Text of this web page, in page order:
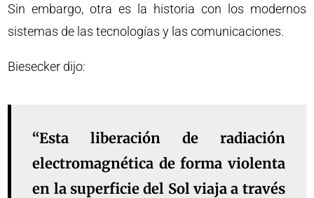
Sin embargo, otra es la historia con los modernos
sistemas de las tecnologías y las comunicaciones.
Biesecker dijo:
“Esta liberación de radiación
electromagnética de forma violenta
en la superficie del Sol viaja a través